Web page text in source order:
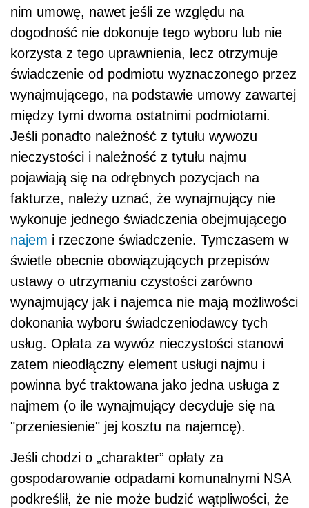
nim umowę, nawet jeśli ze względu na
dogodność nie dokonuje tego wyboru lub nie
korzysta z tego uprawnienia, lecz otrzymuje
świadczenie od podmiotu wyznaczonego przez
wynajmującego, na podstawie umowy zawartej
między tymi dwoma ostatnimi podmiotami.
Jeśli ponadto należność z tytułu wywozu
nieczystości i należność z tytułu najmu
pojawiają się na odrębnych pozycjach na
fakturze, należy uznać, że wynajmujący nie
wykonuje jednego świadczenia obejmującego
najem i rzeczone świadczenie. Tymczasem w
świetle obecnie obowiązujących przepisów
ustawy o utrzymaniu czystości zarówno
wynajmujący jak i najemca nie mają możliwości
dokonania wyboru świadczeniodawcy tych
usług. Opłata za wywóz nieczystości stanowi
zatem nieodłączny element usługi najmu i
powinna być traktowana jako jedna usługa z
najmem (o ile wynajmujący decyduje się na
"przeniesienie" jej kosztu na najemcę).
Jeśli chodzi o „charakter” opłaty za
gospodarowanie odpadami komunalnymi NSA
podkreślił, że nie może budzić wątpliwości, że